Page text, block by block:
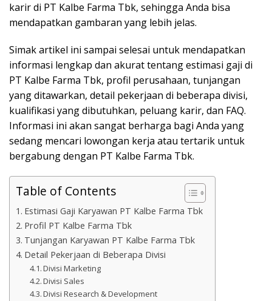
karir di PT Kalbe Farma Tbk, sehingga Anda bisa
mendapatkan gambaran yang lebih jelas.
Simak artikel ini sampai selesai untuk mendapatkan
informasi lengkap dan akurat tentang estimasi gaji di
PT Kalbe Farma Tbk, profil perusahaan, tunjangan
yang ditawarkan, detail pekerjaan di beberapa divisi,
kualifikasi yang dibutuhkan, peluang karir, dan FAQ.
Informasi ini akan sangat berharga bagi Anda yang
sedang mencari lowongan kerja atau tertarik untuk
bergabung dengan PT Kalbe Farma Tbk.
Table of Contents
Estimasi Gaji Karyawan PT Kalbe Farma Tbk
Profil PT Kalbe Farma Tbk
Tunjangan Karyawan PT Kalbe Farma Tbk
Detail Pekerjaan di Beberapa Divisi
Divisi Marketing
Divisi Sales
Divisi Research & Development